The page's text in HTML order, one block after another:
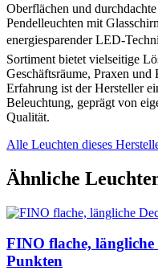
Oberflächen und
Pendelleuchten mit
energiesparender LED-
Sortiment bietet vielseitige
Geschäftsräume, Praxen
Erfahrung ist der Hersteller
Beleuchtung, geprägt von
Qualität.
Alle Leuchten dieses
Ähnliche
FINO flache,
Punkten